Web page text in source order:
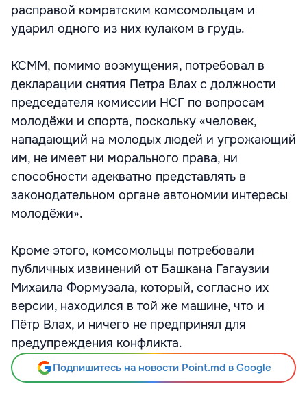
расправой комратским комсомольцам и
ударил одного из них кулаком в грудь.
КСММ, помимо возмущения, потребовал в
декларации снятия Петра Влах с должности
председателя комиссии НСГ по вопросам
молодёжи и спорта, поскольку «человек,
нападающий на молодых людей и угрожающий
им, не имеет ни морального права, ни
способности адекватно представлять в
законодательном органе автономии интересы
молодёжи».
Кроме этого, комсомольцы потребовали
публичных извинений от Башкана Гагаузии
Михаила Формузала, который, согласно их
версии, находился в той же машине, что и
Пётр Влах, и ничего не предпринял для
предупреждения конфликта.
Подпишитесь на новости Point.md в Google